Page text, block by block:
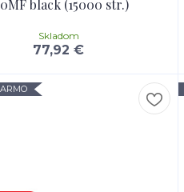
black (15000 str.)
77,92 €
Skladom